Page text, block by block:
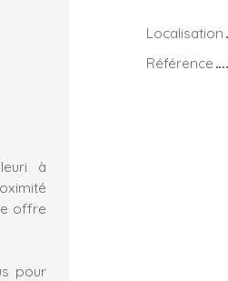
à
offre
pour
Localisation
Référence